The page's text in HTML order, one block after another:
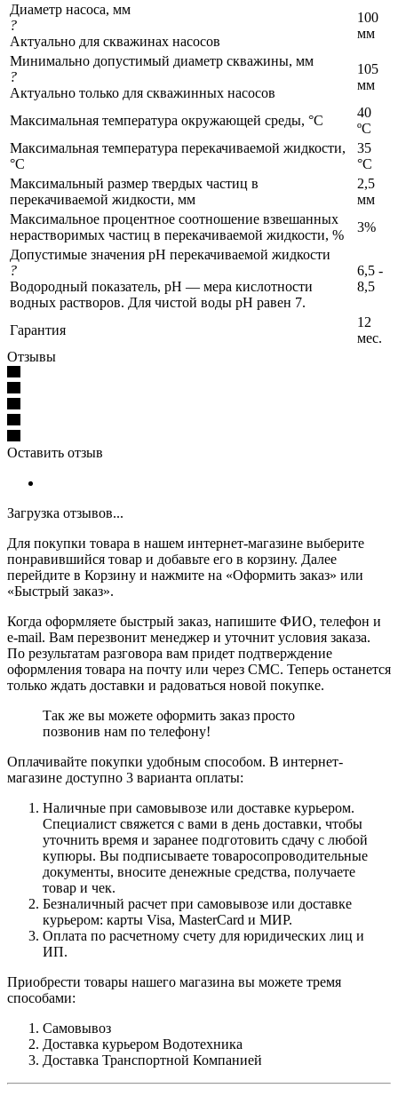
Диаметр насоса, мм
?
Актуально для скважинах насосов
100
мм
Минимально допустимый диаметр скважины, мм
?
Актуально только для скважинных насосов
105
мм
Максимальная температура окружающей среды, °C
40
ºС
Максимальная температура перекачиваемой жидкости,
°C
35
°C
Максимальный размер твердых частиц в
перекачиваемой жидкости, мм
2,5
мм
Максимальное процентное соотношение взвешанных
нерастворимых частиц в перекачиваемой жидкости, %
3%
Допустимые значения pH перекачиваемой жидкости
?
Водородный показатель, pH — мера кислотности
водных растворов. Для чистой воды pH равен 7.
6,5 -
8,5
Гарантия
12
мес.
Отзывы
Оставить отзыв
Загрузка отзывов...
Для покупки товара в нашем интернет-магазине выберите
понравившийся товар и добавьте его в корзину. Далее
перейдите в Корзину и нажмите на «Оформить заказ» или
«Быстрый заказ».
Когда оформляете быстрый заказ, напишите ФИО, телефон и
e-mail. Вам перезвонит менеджер и уточнит условия заказа.
По результатам разговора вам придет подтверждение
оформления товара на почту или через СМС. Теперь останется
только ждать доставки и радоваться новой покупке.
Так же вы можете оформить заказ просто
позвонив нам по телефону!
Оплачивайте покупки удобным способом. В интернет-
магазине доступно 3 варианта оплаты:
Наличные при самовывозе или доставке курьером.
Специалист свяжется с вами в день доставки, чтобы
уточнить время и заранее подготовить сдачу с любой
купюры. Вы подписываете товаросопроводительные
документы, вносите денежные средства, получаете
товар и чек.
Безналичный расчет при самовывозе или доставке
курьером: карты Visa, MasterCard и МИР.
Оплата по расчетному счету для юридических лиц и
ИП.
Приобрести товары нашего магазина вы можете тремя
способами:
Самовывоз
Доставка курьером Водотехника
Доставка Транспортной Компанией